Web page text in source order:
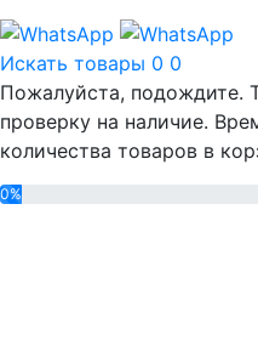
Искать товары 0 0
Пожалуйста, подождите.
проверку на наличие.
количества товаров в
0%